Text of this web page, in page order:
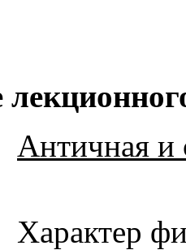
Античная и
Характер